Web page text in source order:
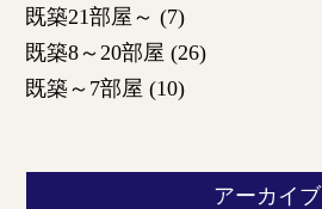
既築21部屋～ (7)
既築8～20部屋 (26)
既築～7部屋 (10)
アーカイブ